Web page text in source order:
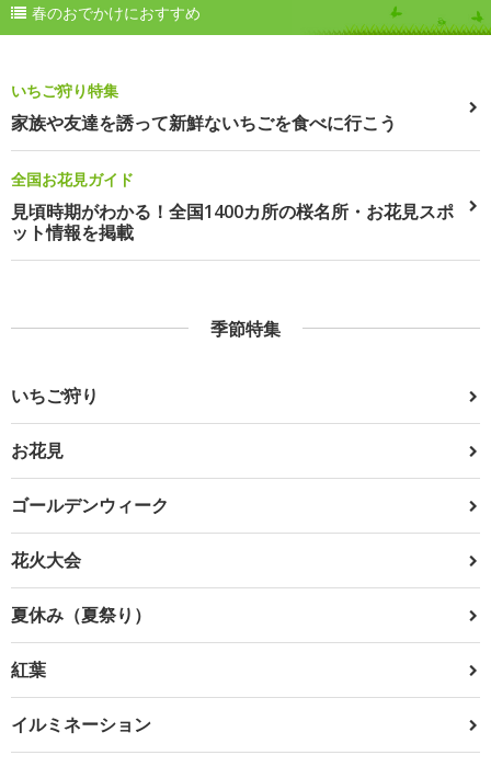
春のおでかけにおすすめ
いちご狩り特集
家族や友達を誘って新鮮ないちごを食べに行こう
全国お花見ガイド
見頃時期がわかる！全国1400カ所の桜名所・お花見スポ
ット情報を掲載
季節特集
いちご狩り
お花見
ゴールデンウィーク
花火大会
夏休み（夏祭り）
紅葉
イルミネーション